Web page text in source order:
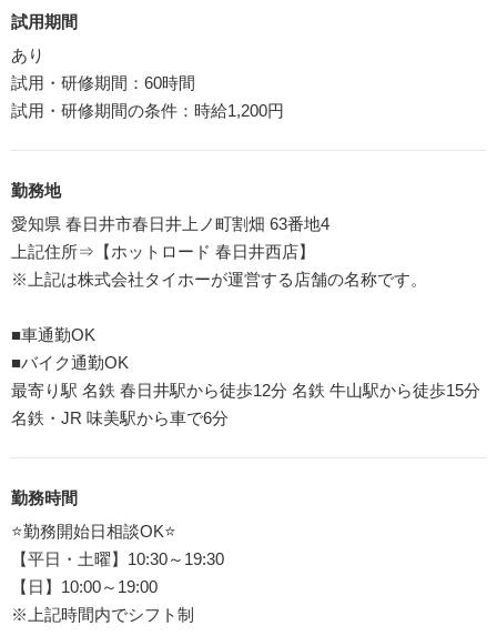
試用期間
あり
試用・研修期間：60時間
試用・研修期間の条件：時給1,200円
勤務地
愛知県 春日井市春日井上ノ町割畑 63番地4
上記住所⇒【ホットロード 春日井西店】
※上記は株式会社タイホーが運営する店舗の名称です。
■車通勤OK
■バイク通勤OK
最寄り駅 名鉄 春日井駅から徒歩12分 名鉄 牛山駅から徒歩15分
名鉄・JR 味美駅から車で6分
勤務時間
⭐勤務開始⽇相談OK⭐
【平日・土曜】10:30～19:30
【日】10:00～19:00
※上記時間内でシフト制